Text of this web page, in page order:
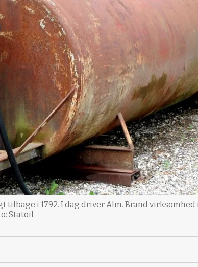
i 1792. I dag driver Alm. Brand virksomhed
Statoil